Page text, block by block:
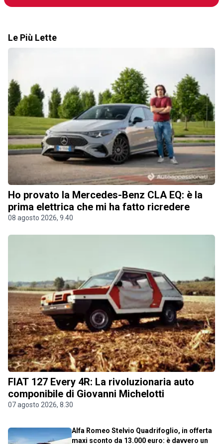
Le Più Lette
Ho provato la Mercedes-Benz CLA EQ: è la
prima elettrica che mi ha fatto ricredere
08 agosto 2026, 9.40
FIAT 127 Every 4R: La rivoluzionaria auto
componibile di Giovanni Michelotti
07 agosto 2026, 8.30
Alfa Romeo Stelvio Quadrifoglio, in offerta
maxi sconto da 13.000 euro: è davvero un